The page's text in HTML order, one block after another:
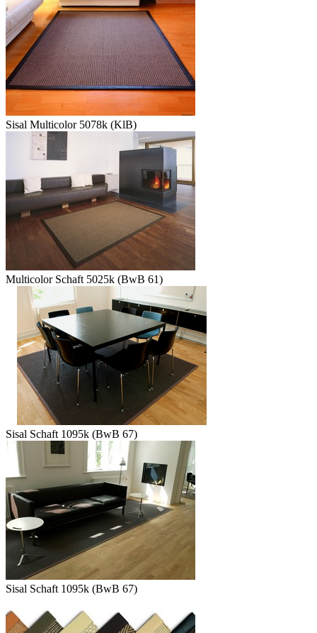
Sisal Multicolor 5078k (KlB)
Multicolor Schaft 5025k (BwB 61)
Sisal Schaft 1095k (BwB 67)
Sisal Schaft 1095k (BwB 67)